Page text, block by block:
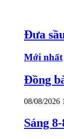
Đưa
Mới nhất
Đồng
08/08/2026
Sáng